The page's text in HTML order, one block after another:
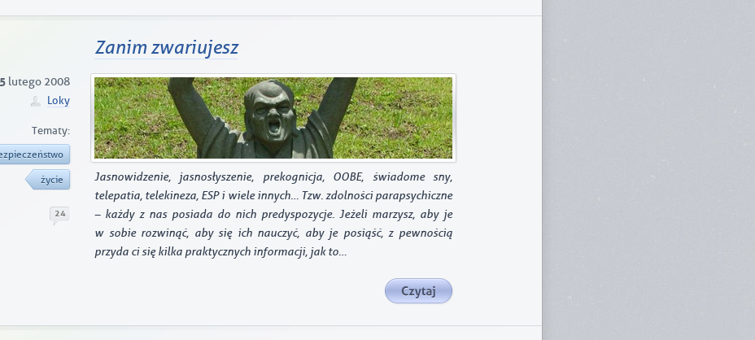
Zanim zwariujesz
Jasnowidzenie, jasnosłyszenie, prekognicja, OOBE, świadome sny,
telepatia, telekineza, ESP i wiele innych… Tzw. zdolności parapsychiczne
– każdy z nas posiada do nich predyspozycje. Jeżeli marzysz, aby je
w sobie rozwinąć, aby się ich nauczyć, aby je posiąść, z pewnością
przyda ci się kilka praktycznych informacji, jak to…
lutego 2008
Loky
Tematy:
życie
24